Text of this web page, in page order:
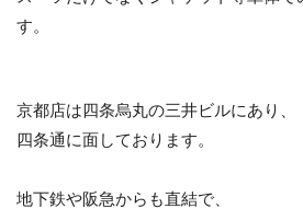
す。
京都店は四条烏丸の三井ビルにあり、
四条通に面しております。
地下鉄や阪急からも直結で、